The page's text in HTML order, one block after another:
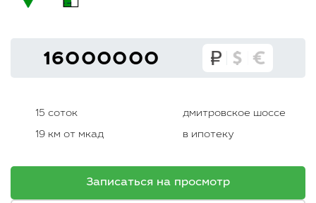
16000000
15 соток дмитровское шоссе
19 км от мкад в ипотеку
Записаться на просмотр